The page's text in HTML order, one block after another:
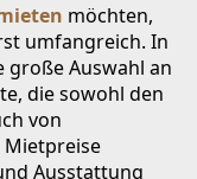
möchten,
umfangreich. In
große Auswahl an
die sowohl den
von
Ausstattung